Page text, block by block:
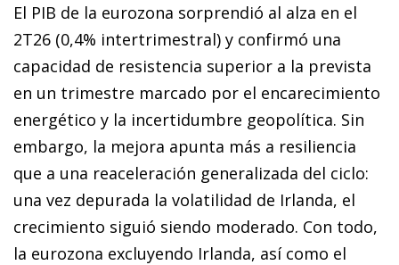
El PIB de la eurozona sorprendió al alza en el
2T26 (0,4% intertrimestral) y confirmó una
capacidad de resistencia superior a la prevista
en un trimestre marcado por el encarecimiento
energético y la incertidumbre geopolítica. Sin
embargo, la mejora apunta más a resiliencia
que a una reaceleración generalizada del ciclo:
una vez depurada la volatilidad de Irlanda, el
crecimiento siguió siendo moderado. Con todo,
la eurozona excluyendo Irlanda, así como el